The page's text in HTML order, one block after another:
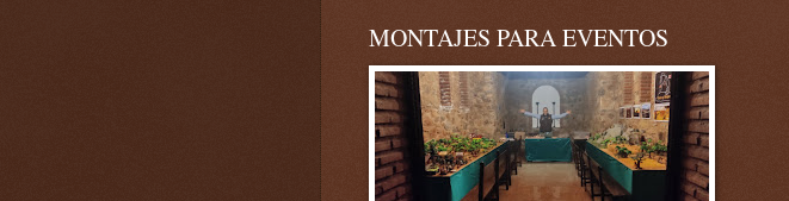
MONTAJES PARA EVENTOS